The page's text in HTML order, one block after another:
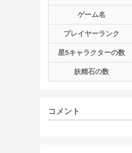
ゲーム名
プレイヤーランク
星5キャラクターの数
妖精石の数
コメント